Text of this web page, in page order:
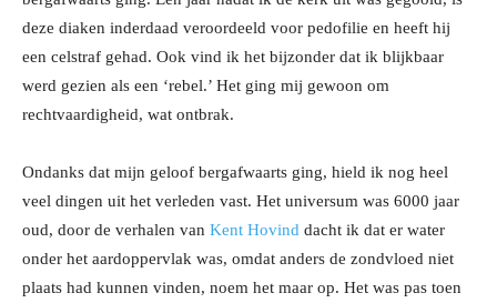
deze diaken inderdaad veroordeeld voor pedofilie en heeft hij
een celstraf gehad. Ook vind ik het bijzonder dat ik blijkbaar
werd gezien als een ‘rebel.’ Het ging mij gewoon om
rechtvaardigheid, wat ontbrak.
Ondanks dat mijn geloof bergafwaarts ging, hield ik nog heel
veel dingen uit het verleden vast. Het universum was 6000 jaar
oud, door de verhalen van Kent Hovind dacht ik dat er water
onder het aardoppervlak was, omdat anders de zondvloed niet
plaats had kunnen vinden, noem het maar op. Het was pas toen